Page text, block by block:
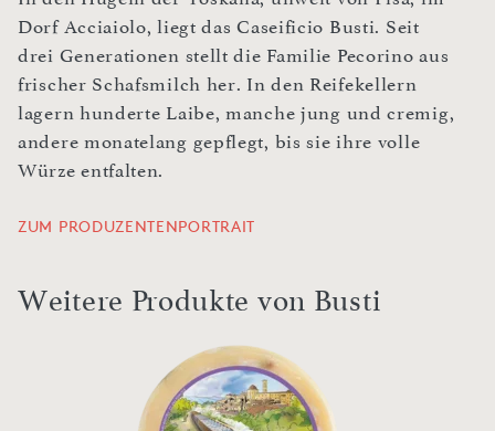
Dorf Acciaiolo, liegt das Caseificio Busti. Seit
drei Generationen stellt die Familie Pecorino aus
frischer Schafsmilch her. In den Reifekellern
lagern hunderte Laibe, manche jung und cremig,
andere monatelang gepflegt, bis sie ihre volle
Würze entfalten.
ZUM PRODUZENTENPORTRAIT
Weitere Produkte von Busti